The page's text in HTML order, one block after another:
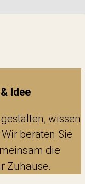
Idee
wissen
beraten Sie
die
Zuhause.